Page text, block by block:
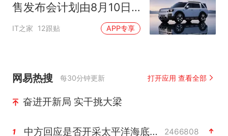
售发布会计划由8月10日
调整至14日
IT之家 12跟贴 APP专享
网易热搜 每30分钟更新 打开应用 查看全部
奋进开新局 实干挑大梁
1 中方回应是否开采太平洋海底稀土资源 2466808